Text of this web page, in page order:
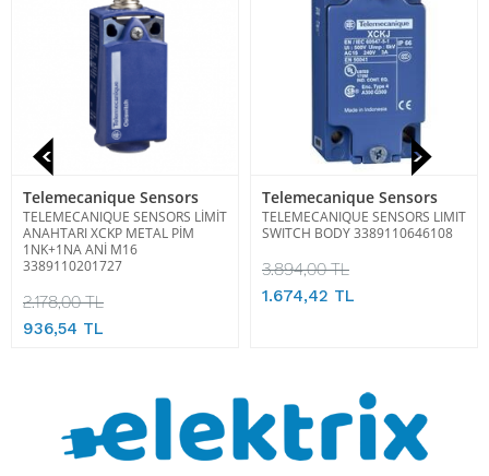
Telemecanique Sensors
TELEMECANIQUE SENSORS LİMİT
ANAHTARI XCKP METAL PİM
1NK+1NA ANİ M16
3389110201727
2.178,00 TL
936,54 TL
Telemecanique Sensors
TELEMECANIQUE SENSORS LIMIT
SWITCH BODY 3389110646108
3.894,00 TL
1.674,42 TL